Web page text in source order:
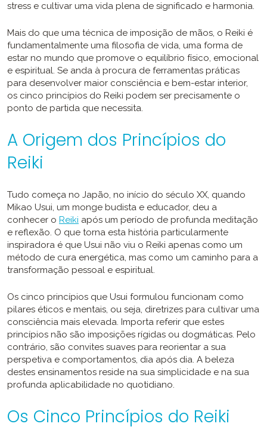
stress e cultivar uma vida plena de significado e harmonia.
Mais do que uma técnica de imposição de mãos, o Reiki é
fundamentalmente uma filosofia de vida, uma forma de
estar no mundo que promove o equilíbrio físico, emocional
e espiritual. Se anda à procura de ferramentas práticas
para desenvolver maior consciência e bem-estar interior,
os cinco princípios do Reiki podem ser precisamente o
ponto de partida que necessita.
A Origem dos Princípios do
Reiki
Tudo começa no Japão, no início do século XX, quando
Mikao Usui, um monge budista e educador, deu a
conhecer o Reiki após um período de profunda meditação
e reflexão. O que torna esta história particularmente
inspiradora é que Usui não viu o Reiki apenas como um
método de cura energética, mas como um caminho para a
transformação pessoal e espiritual.
Os cinco princípios que Usui formulou funcionam como
pilares éticos e mentais, ou seja, diretrizes para cultivar uma
consciência mais elevada. Importa referir que estes
princípios não são imposições rígidas ou dogmáticas. Pelo
contrário, são convites suaves para reorientar a sua
perspetiva e comportamentos, dia após dia. A beleza
destes ensinamentos reside na sua simplicidade e na sua
profunda aplicabilidade no quotidiano.
Os Cinco Princípios do Reiki